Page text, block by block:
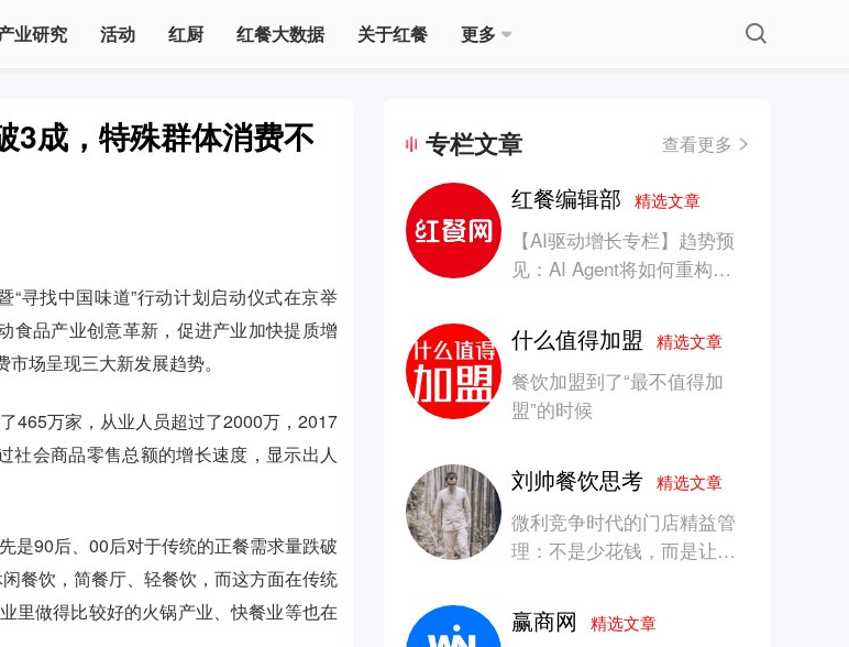
业研究 活动 红厨 红餐大数据 关于红餐 更多
3成，特殊群体消费不
寻找中国味道”行动计划启动仪式在京举
食品产业创意革新，促进产业加快提质增
场呈现三大新发展趋势。
465万家，从业人员超过了2000万，2017
社会商品零售总额的增长速度，显示出人
是90后、00后对于传统的正餐需求量跌破
餐饮，简餐厅、轻餐饮，而这方面在传统
里做得比较好的火锅产业、快餐业等也在
专栏文章 查看更多
红餐编辑部精选文章
【AI驱动增长专栏】趋势预
见：AI Agent将如何重构消
什么值得加盟精选文章
餐饮加盟到了“最不值得加
盟”的时候
刘帅餐饮思考精选文章
微利竞争时代的门店精益管
理：不是少花钱，而是让每
赢商网精选文章